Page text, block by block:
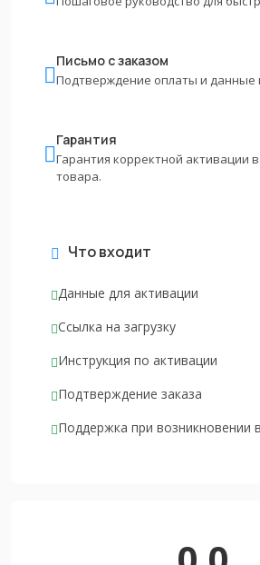
Письмо с заказом
Подтверждение оплаты и данные
Гарантия
Гарантия корректной активации
товара.
Что входит
Данные для активации
Ссылка на загрузку
Инструкция по активации
Подтверждение заказа
Поддержка при возникновении